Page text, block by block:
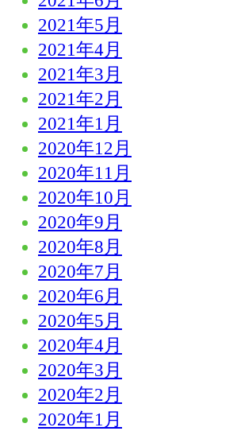
2021年5月
2021年4月
2021年3月
2021年2月
2021年1月
2020年12月
2020年11月
2020年10月
2020年9月
2020年8月
2020年7月
2020年6月
2020年5月
2020年4月
2020年3月
2020年2月
2020年1月